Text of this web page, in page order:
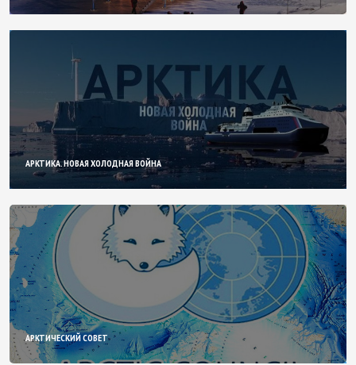
АРКТИКА. НОВАЯ ХОЛОДНАЯ ВОЙНА
АРКТИЧЕСКИЙ СОВЕТ